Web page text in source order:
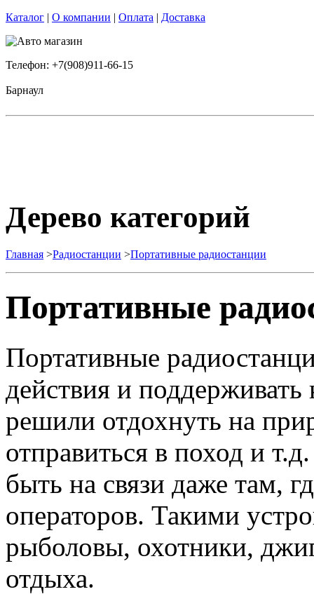
Каталог | О компании | Оплата | Доставка
Телефон: +7(908)911-66-15
Барнаул
Дерево категорий
Главная >Радиостанции >Портативные радиостанции
Портативные
Портативные
действия и
решили отдохнуть на
отправиться в поход и
быть на связи даже там,
операторов. Такими
рыболовы, охотники,
отдыха.